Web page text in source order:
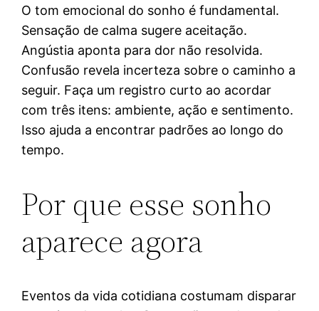
O tom emocional do sonho é fundamental.
Sensação de calma sugere aceitação.
Angústia aponta para dor não resolvida.
Confusão revela incerteza sobre o caminho a
seguir. Faça um registro curto ao acordar
com três itens: ambiente, ação e sentimento.
Isso ajuda a encontrar padrões ao longo do
tempo.
Por que esse sonho
aparece agora
Eventos da vida cotidiana costumam disparar